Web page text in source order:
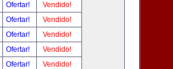
Ofertar!
Vendido!
Ofertar!
Vendido!
Ofertar!
Vendido!
Ofertar!
Vendido!
Ofertar!
Vendido!